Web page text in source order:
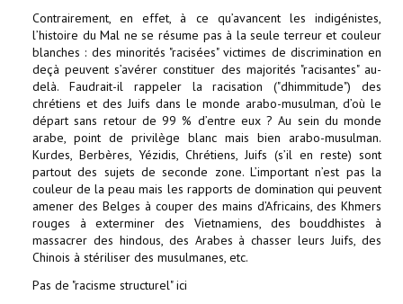
Contrairement, en effet, à ce qu’avancent les indigénistes,
l’histoire du Mal ne se résume pas à la seule terreur et couleur
blanches : des minorités "racisées" victimes de discrimination en
deçà peuvent s’avérer constituer des majorités "racisantes" au-
delà. Faudrait-il rappeler la racisation ("dhimmitude") des
chrétiens et des Juifs dans le monde arabo-musulman, d’où le
départ sans retour de 99 % d’entre eux ? Au sein du monde
arabe, point de privilège blanc mais bien arabo-musulman.
Kurdes, Berbères, Yézidis, Chrétiens, Juifs (s’il en reste) sont
partout des sujets de seconde zone. L’important n’est pas la
couleur de la peau mais les rapports de domination qui peuvent
amener des Belges à couper des mains d’Africains, des Khmers
rouges à exterminer des Vietnamiens, des bouddhistes à
massacrer des hindous, des Arabes à chasser leurs Juifs, des
Chinois à stériliser des musulmanes, etc.
Pas de "racisme structurel" ici